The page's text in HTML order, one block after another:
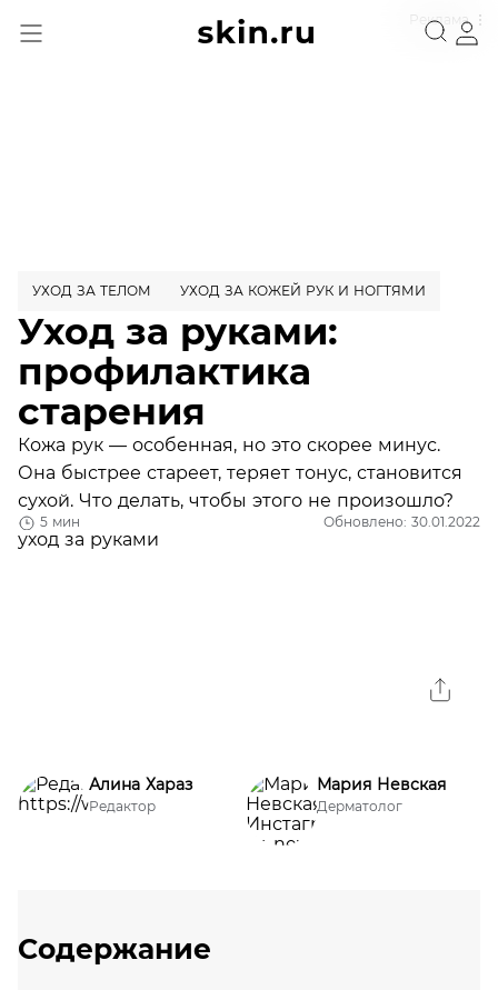
Реклама
5 мин Обновлено: 30.01.2022
УХОД ЗА ТЕЛОМ УХОД ЗА КОЖЕЙ РУК И НОГТЯМИ
Уход за руками:
профилактика
старения
Кожа рук — особенная, но это скорее минус.
Она быстрее стареет, теряет тонус, становится
сухой. Что делать, чтобы этого не произошло?
Алина Хараз
Редактор
Мария Невская
Дерматолог
Содержание